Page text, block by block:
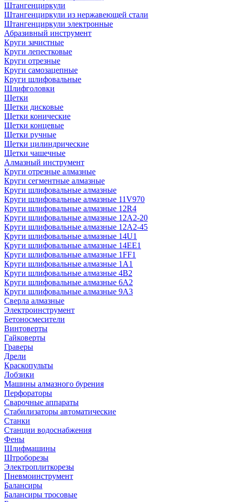
Штангенциркули
Штангенциркули из нержавеющей стали
Штангенциркули электронные
Абразивный инструмент
Круги зачистные
Круги лепестковые
Круги отрезные
Круги самозацепные
Круги шлифовальные
Шлифголовки
Щетки
Щетки дисковые
Щетки конические
Щетки концевые
Щетки ручные
Щетки цилиндрические
Щетки чашечные
Алмазный инструмент
Круги отрезные алмазные
Круги сегментные алмазные
Круги шлифовальные алмазные
Круги шлифовальные алмазные 11V970
Круги шлифовальные алмазные 12R4
Круги шлифовальные алмазные 12А2-20
Круги шлифовальные алмазные 12А2-45
Круги шлифовальные алмазные 14U1
Круги шлифовальные алмазные 14ЕЕ1
Круги шлифовальные алмазные 1FF1
Круги шлифовальные алмазные 1А1
Круги шлифовальные алмазные 4В2
Круги шлифовальные алмазные 6A2
Круги шлифовальные алмазные 9А3
Сверла алмазные
Электроинструмент
Бетоносмесители
Винтоверты
Гайковерты
Граверы
Дрели
Краскопульты
Лобзики
Машины алмазного бурения
Перфораторы
Сварочные аппараты
Стабилизаторы автоматические
Станки
Станции водоснабжения
Фены
Шлифмашины
Штроборезы
Электроплиткорезы
Пневмоинструмент
Балансиры
Балансиры тросовые